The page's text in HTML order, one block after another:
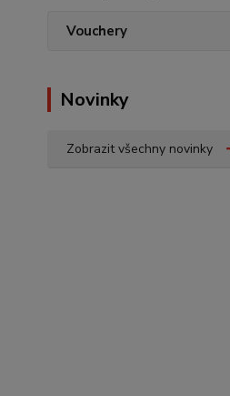
Vouchery
Novinky
Zobrazit všechny novinky